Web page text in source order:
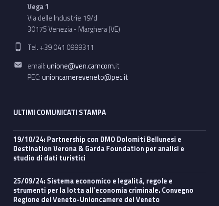
Vega 1
Via delle Industrie 19/d
30175 Venezia - Marghera (VE)
Phone number:
Tel. +39 041 0999311
Email address:
email:unione@ven.camcom.it
PEC:unioncamereveneto@pec.it
ULTIMI COMUNICATI STAMPA
19/10/24: Partnership con DMO Dolomiti Bellunesi e
Destination Verona & Garda Foundation per analisi e
studio di dati turistici
25/09/24: Sistema economico e legalità, regole e
strumenti per la lotta all’economia criminale. Convegno
Regione del Veneto-Unioncamere del Veneto